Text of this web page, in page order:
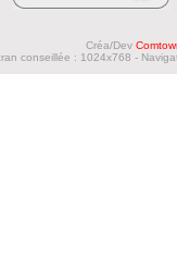
Créa/Dev
conseillée : 1024x768 -